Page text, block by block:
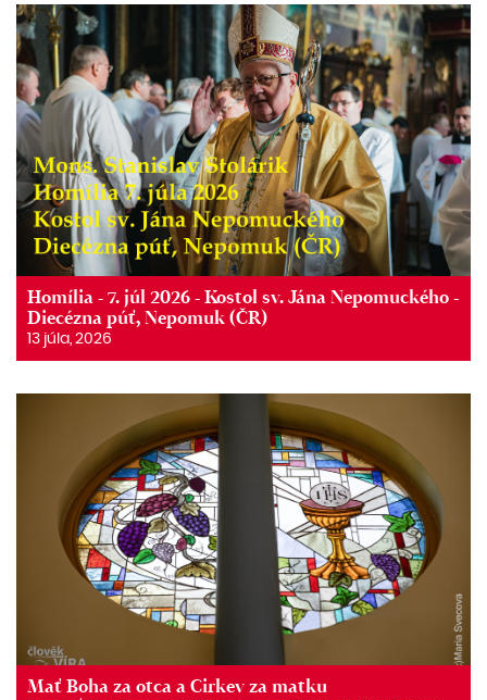
Homília - 7. júl 2026 - Kostol sv. Jána Nepomuckého -
Diecézna púť, Nepomuk (ČR)
13 júla, 2026
Mať Boha za otca a Cirkev za matku